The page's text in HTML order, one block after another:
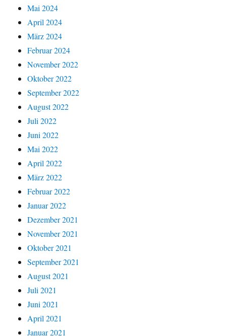
Mai 2024
April 2024
März 2024
Februar 2024
November 2022
Oktober 2022
September 2022
August 2022
Juli 2022
Juni 2022
Mai 2022
April 2022
März 2022
Februar 2022
Januar 2022
Dezember 2021
November 2021
Oktober 2021
September 2021
August 2021
Juli 2021
Juni 2021
April 2021
Januar 2021